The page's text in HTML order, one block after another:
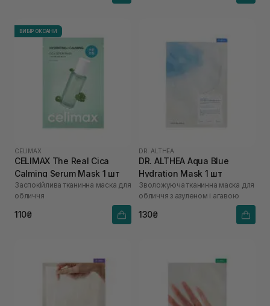
ВИБІР ОКСАНИ
CELIMAX
CELIMAX The Real Cica
Calming Serum Mask 1 шт
Заспокійлива тканинна маска для
обличчя
110₴
DR. ALTHEA
DR. ALTHEA Aqua Blue
Hydration Mask 1 шт
Зволожуюча тканинна маска для
обличчя з азуленом і агавою
130₴